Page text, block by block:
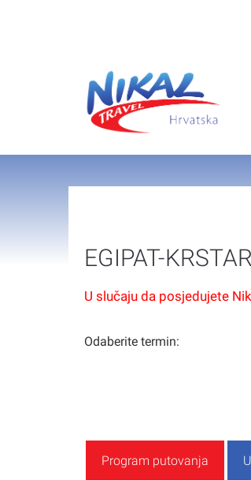
EGIPAT-
U slučaju da posjedujete
Odaberite termin:
Program putovanja